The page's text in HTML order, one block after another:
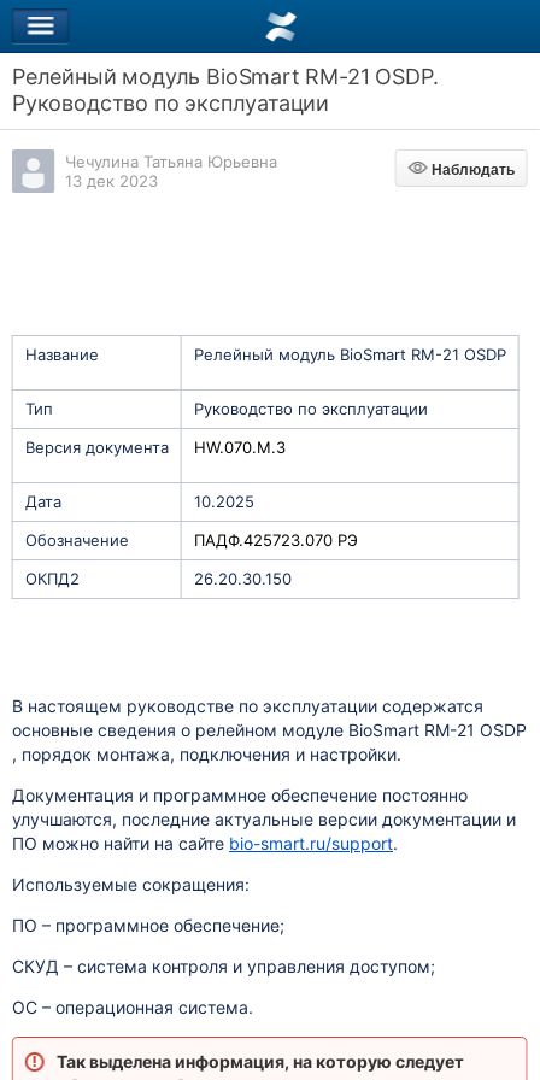
Релейный модуль BioSmart RM-21 OSDP.
Руководство по эксплуатации
Чечулина Татьяна Юрьевна
13 дек 2023
Наблюдать
Наблюдать
Название Релейный модуль BioSmart RM-21 OSDP
Тип
Руководство по эксплуатации
Версия документа
HW.070.M.3
Дата
10.2025
Обозначение
ПАДФ.425723.070 РЭ
ОКПД2
26.20.30.150
В настоящем руководстве по эксплуатации содержатся
основные сведения о релейном модуле BioSmart RM-21 OSDP
, порядок монтажа, подключения и настройки.
Документация и программное обеспечение постоянно
улучшаются, последние актуальные версии документации и
ПО можно найти на сайте bio-smart.ru/support.
Используемые сокращения:
ПО – программное обеспечение;
СКУД – система контроля и управления доступом;
ОС – операционная система.
Так выделена информация, на которую следует